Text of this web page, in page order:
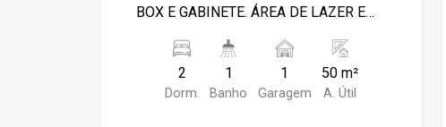
BOX E GABINETE. ÁREA DE LAZER E
2
Dorm.
1
Banho
1
Garagem
50 m²
A. Útil